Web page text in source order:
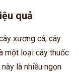
quả
xương cá, cây
một loại cây thuốc
là nhiều ngọn